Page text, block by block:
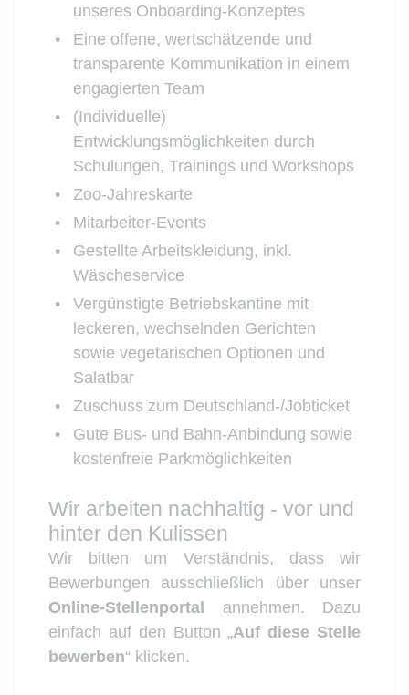
unseres Onboarding-Konzeptes
Eine offene, wertschätzende und
transparente Kommunikation in einem
engagierten Team
(Individuelle)
Entwicklungsmöglichkeiten durch
Schulungen, Trainings und Workshops
Zoo-Jahreskarte
Mitarbeiter-Events
Gestellte Arbeitskleidung, inkl.
Wäscheservice
Vergünstigte Betriebskantine mit
leckeren, wechselnden Gerichten
sowie vegetarischen Optionen und
Salatbar
Zuschuss zum Deutschland-/Jobticket
Gute Bus- und Bahn-Anbindung sowie
kostenfreie Parkmöglichkeiten
Wir arbeiten nachhaltig - vor und
hinter den Kulissen
Wir bitten um Verständnis, dass wir
Bewerbungen ausschließlich über unser
Online-Stellenportal annehmen. Dazu
einfach auf den Button „Auf diese Stelle
bewerben“ klicken.